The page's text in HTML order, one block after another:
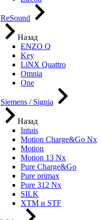
ReSound
Назад
ENZO Q
Key
LiNX Quattro
Omnia
One
Siemens / Signia
Назад
Intuis
Motion Charge&Go Nx
Motion
Motion 13 Nx
Pure Charge&Go
Pure primax
Pure 312 Nx
SILK
XTM и STF